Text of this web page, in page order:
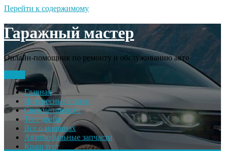
Перейти к содержимому
Гаражный мастер
Онлайн-помощник по ремонту и обслуживанию авто
Главная
Интересные статьи
Свежие новости
Тест драйв
Все о машинах
Автомобильные запчасти
Краш тест